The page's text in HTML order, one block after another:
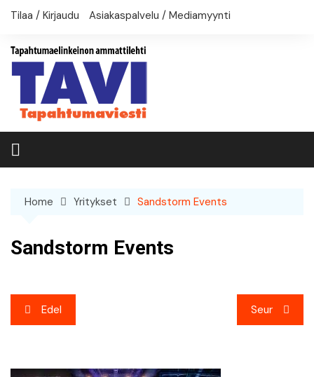
Skip
Tilaa / Kirjaudu Asiakaspalvelu / Mediamyynti
Home Yritykset Sandstorm Events
Sandstorm Events
Artikkelien
selaus
Edel Seur